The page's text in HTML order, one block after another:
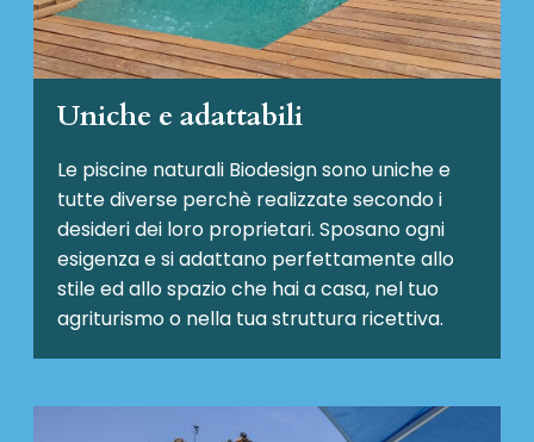
Uniche e adattabili
Le piscine naturali Biodesignsono uniche e
tutte diverse perchè realizzate secondo i
desideri dei loro proprietari. Sposano ogni
esigenza e si adattano perfettamente allo
stile ed allo spazio che hai a casa, nel tuo
agriturismo o nella tua struttura ricettiva.